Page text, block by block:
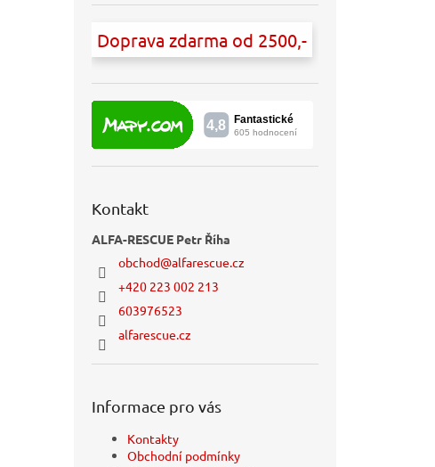
Doprava zdarma od 2500,-
Kontakt
ALFA-RESCUE Petr Říha
obchod@alfarescue.cz
+420 223 002 213
603976523
alfarescue.cz
Informace pro vás
Kontakty
Obchodní podmínky